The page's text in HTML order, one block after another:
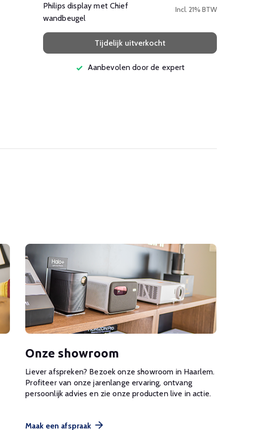
Philips display met Chief
wandbeugel
Incl. 21% BTW
Tijdelijk uitverkocht
Aanbevolen door de expert
Onze showroom
Liever afspreken? Bezoek onze showroom in Haarlem.
Profiteer van onze jarenlange ervaring, ontvang
persoonlijk advies en zie onze producten live in actie.
Maak een afspraak